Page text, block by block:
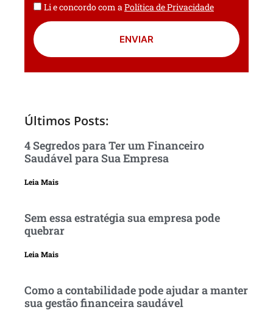
Li e concordo com aPolítica de Privacidade
ENVIAR
Últimos Posts:
4 Segredos para Ter um Financeiro
Saudável para Sua Empresa
Leia Mais
Sem essa estratégia sua empresa pode
quebrar
Leia Mais
Como a contabilidade pode ajudar a manter
sua gestão financeira saudável